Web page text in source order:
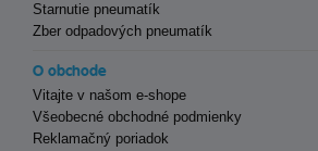
Starnutie pneumatík
Zber odpadových pneumatík
O obchode
Vitajte v našom e-shope
Všeobecné obchodné podmienky
Reklamačný poriadok